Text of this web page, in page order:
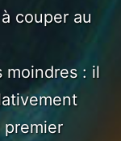
couper au
moindres : il